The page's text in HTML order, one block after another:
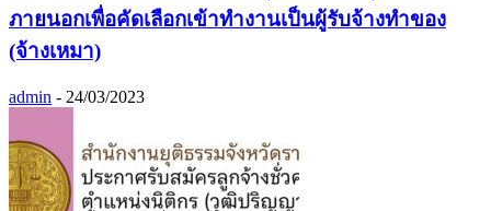
ภายนอกเพื่อคัดเลือกเข้าทำงานเป็นผู้รับจ้างทำของ
(จ้างเหมา)
admin - 24/03/2023